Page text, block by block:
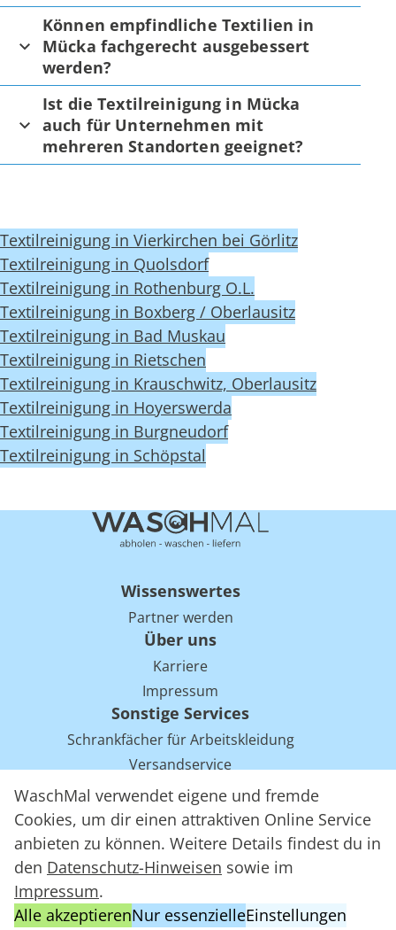
WaschMal verwendet eigene und fremde
Cookies, um dir einen attraktiven Online Service
anbieten zu können. Weitere Details findest du in
den Datenschutz-Hinweisen sowie im
Impressum.
Alle akzeptierenNur essenzielleEinstellungen
Können empfindliche Textilien in
Mücka fachgerecht ausgebessert
werden?
Ist die Textilreinigung in Mücka
auch für Unternehmen mit
mehreren Standorten geeignet?
Textilreinigung in Vierkirchen bei Görlitz
Textilreinigung in Quolsdorf
Textilreinigung in Rothenburg O.L.
Textilreinigung in Boxberg / Oberlausitz
Textilreinigung in Bad Muskau
Textilreinigung in Rietschen
Textilreinigung in Krauschwitz, Oberlausitz
Textilreinigung in Hoyerswerda
Textilreinigung in Burgneudorf
Textilreinigung in Schöpstal
Wissenswertes
Partner werden
Über uns
Karriere
Impressum
Sonstige Services
Schrankfächer für Arbeitskleidung
Versandservice
Einsparpotentiale für Mietwäsche bei Arbeitskleidung
Arbeitskleidung Tracking mit RFID
WaschMal GmbH 2016 – 2026
Datenschutz